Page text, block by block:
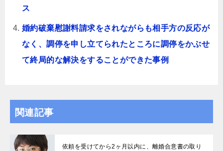
ス
婚約破棄慰謝料請求をされながらも相手方の反応が
なく、調停を申し立てられたところに調停をかぶせ
て終局的な解決をすることができた事例
関連記事
依頼を受けてから2ヶ月以内に、離婚合意書の取り